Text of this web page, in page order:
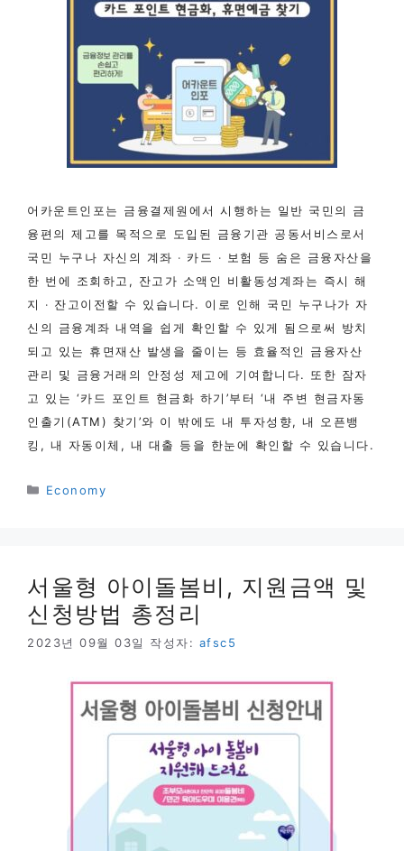
어카운트인포는 금융결제원에서 시행하는 일반 국민의 금
융편의 제고를 목적으로 도입된 금융기관 공동서비스로서
국민 누구나 자신의 계좌 ‧ 카드 ‧ 보험 등 숨은 금융자산을
한 번에 조회하고, 잔고가 소액인 비활동성계좌는 즉시 해
지 ‧ 잔고이전할 수 있습니다. 이로 인해 국민 누구나가 자
신의 금융계좌 내역을 쉽게 확인할 수 있게 됨으로써 방치
되고 있는 휴면재산 발생을 줄이는 등 효율적인 금융자산
관리 및 금융거래의 안정성 제고에 기여합니다. 또한 잠자
고 있는 ‘카드 포인트 현금화 하기’부터 ‘내 주변 현금자동
인출기(ATM) 찾기’와 이 밖에도 내 투자성향, 내 오픈뱅
킹, 내 자동이체, 내 대출 등을 한눈에 확인할 수 있습니다.
카
Economy
서울형 아이돌봄비, 지원금액 및
신청방법 총정리
2023년 09월 03일 작성자: afsc5